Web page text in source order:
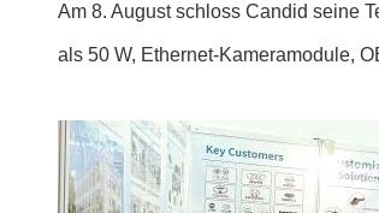
Am 8. August schloss Candid seine
als 50 W, Ethernet-Kameramodule,